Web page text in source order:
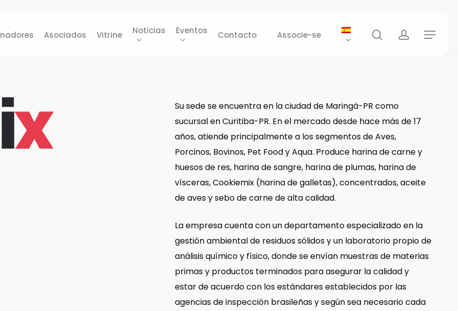
E-commerce
ABRA Export
Asociados Vitrine Noticias Eventos Contacto Associe-se searchaccount
Menu
Su sede se encuentra en la ciudad de Maringá-PR como
sucursal en Curitiba-PR. En el mercado desde hace más de 17
años, atiende principalmente a los segmentos de Aves,
Porcinos, Bovinos, Pet Food y Aqua. Produce harina de carne y
huesos de res, harina de sangre, harina de plumas, harina de
vísceras, Cookiemix (harina de galletas), concentrados, aceite
de aves y sebo de carne de alta calidad.
La empresa cuenta con un departamento especializado en la
gestión ambiental de residuos sólidos y un laboratorio propio de
análisis químico y físico, donde se envían muestras de materias
primas y productos terminados para asegurar la calidad y
estar de acuerdo con los estándares establecidos por las
agencias de inspección brasileñas y según sea necesario cada